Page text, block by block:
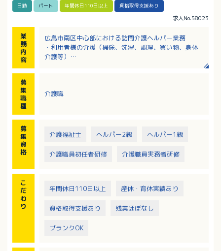
日勤 パート 年間休日110日以上 資格取得支援あり
求人No.58023
業
務
内
容
広島市南区中心部における訪問介護ヘルパー業務
・利用者様の介護（掃除、洗濯、調理、買い物、身体
介護等）
募
集
職
種
介護職
募
集
資
格
介護福祉士 ヘルパー2級 ヘルパー1級
介護職員初任者研修 介護職員実務者研修
こ
だ
わ
り
年間休日110日以上 産休・育休実績あり
資格取得支援あり 残業ほぼなし
ブランクOK